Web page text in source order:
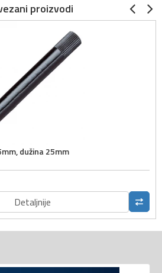
proizvodi
dužina 25mm
Detaljnije